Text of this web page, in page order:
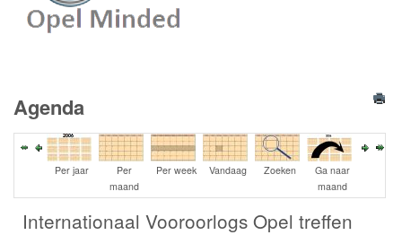
Agenda
Per jaar
Per
maand
Per week Vandaag Zoeken
Ga naar
maand
Internationaal Vooroorlogs Opel treffen